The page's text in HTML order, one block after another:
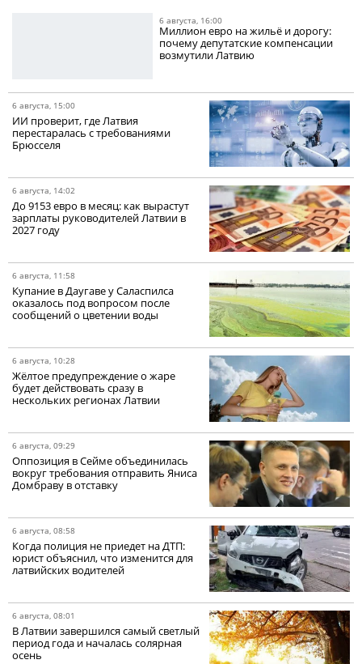
6 августа, 16:00
Миллион евро на жильё и дорогу:
почему депутатские компенсации
возмутили Латвию
6 августа, 15:00
ИИ проверит, где Латвия
перестаралась с требованиями
Брюсселя
6 августа, 14:02
До 9153 евро в месяц: как вырастут
зарплаты руководителей Латвии в
2027 году
6 августа, 11:58
Купание в Даугаве у Саласпилса
оказалось под вопросом после
сообщений о цветении воды
6 августа, 10:28
Жёлтое предупреждение о жаре
будет действовать сразу в
нескольких регионах Латвии
6 августа, 09:29
Оппозиция в Сейме объединилась
вокруг требования отправить Яниса
Домбраву в отставку
6 августа, 08:58
Когда полиция не приедет на ДТП:
юрист объяснил, что изменится для
латвийских водителей
6 августа, 08:01
В Латвии завершился самый светлый
период года и началась солярная
осень